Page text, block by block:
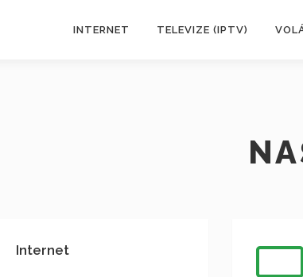
INTERNET TELEVIZE (IPTV)
Internet